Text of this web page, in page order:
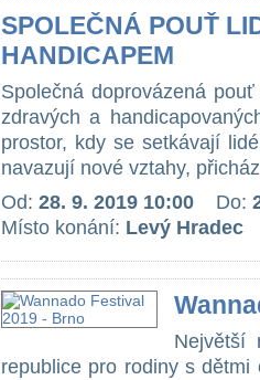
SPOLEČNÁ POUŤ
HANDICAPEM
Společná doprovázená
zdravých a
prostor, kdy se setkávají
navazují nové vztahy,
Od: 28. 9. 2019 10:00 Do:
Místo konání: Levý Hradec
Největší
republice pro rodiny s